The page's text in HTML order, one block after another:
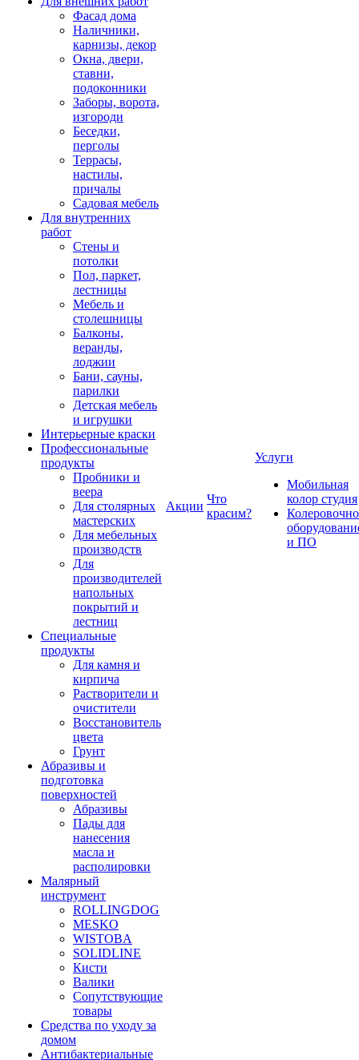
Фасад дома
Наличники,
карнизы, декор
Окна, двери,
ставни,
подоконники
Заборы, ворота,
изгороди
Беседки,
перголы
Террасы,
настилы,
причалы
Садовая мебель
Для внутренних
работ
Стены и
потолки
Пол, паркет,
лестницы
Мебель и
столешницы
Балконы,
веранды,
лоджии
Бани, сауны,
парилки
Детская мебель
и игрушки
Интерьерные краски
Профессиональные
продукты
Пробники и
веера
Для столярных
мастерских
Для мебельных
производств
Для
производителей
напольных
покрытий и
лестниц
Специальные
продукты
Для камня и
кирпича
Растворители и
очистители
Восстановитель
цвета
Грунт
Абразивы и
подготовка
поверхностей
Абразивы
Пады для
нанесения
масла и
располировки
Малярный
инструмент
ROLLINGDOG
MESKO
WISTOBA
SOLIDLINE
Кисти
Валики
Сопутствующие
товары
Средства по уходу за
домом
Антибактериальные
Акции
Что
красим?
Услуги
Мобильная
колор студия
и ПО